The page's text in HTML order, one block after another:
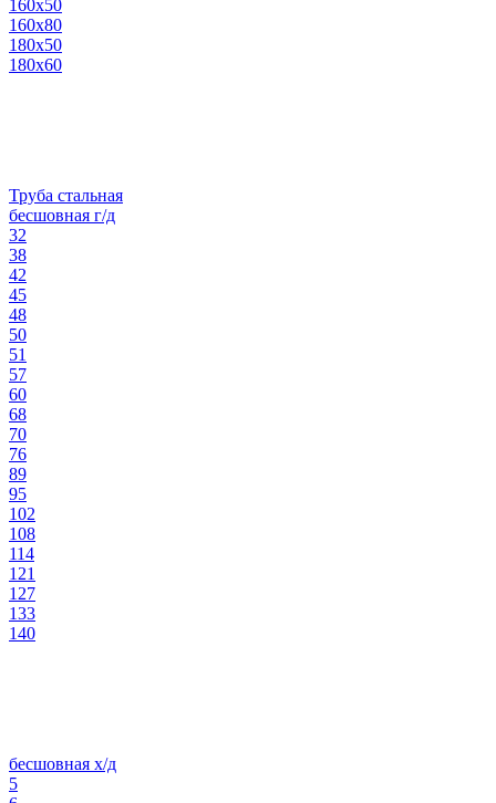
160х50
160х80
180х50
180х60
Труба стальная
бесшовная г/д
32
38
42
45
48
50
51
57
60
68
70
76
89
95
102
108
114
121
127
133
140
бесшовная х/д
5